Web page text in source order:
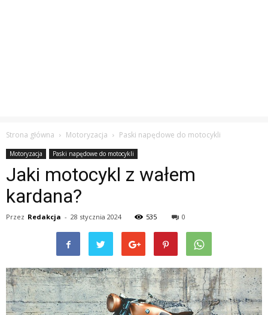
Strona główna Motoryzacja Paski napędowe do motocykli
Motoryzacja Paski napędowe do motocykli
Jaki motocykl z wałem
kardana?
Przez Redakcja - 28 stycznia 2024 535 0